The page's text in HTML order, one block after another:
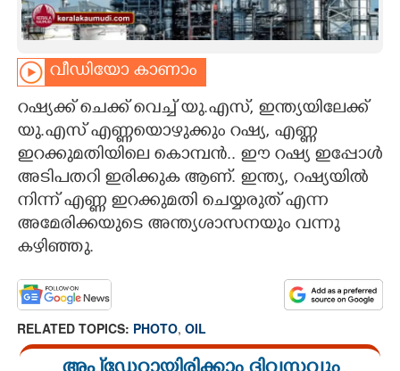
ART
ASTRO
CARTOONS
LITERATURE
വീഡിയോ കാണാം
റഷ്യക്ക് ചെക്ക് വെച്ച് യു.എസ്, ഇന്ത്യയിലേക്ക്
യു.എസ് എണ്ണയൊഴുക്കും റഷ്യ, എണ്ണ
ഇറക്കുമതിയിലെ കൊമ്പൻ.. ഈ റഷ്യ ഇപ്പോള്‍
അടിപതറി ഇരിക്കുക ആണ്. ഇന്ത്യ, റഷ്യയിൽ
നിന്ന് എണ്ണ ഇറക്കുമതി ചെയ്യരുത് എന്ന
അമേരിക്കയുടെ അന്ത്യശാസനയും വന്നു
കഴിഞ്ഞു.
RELATED TOPICS: PHOTO, OIL